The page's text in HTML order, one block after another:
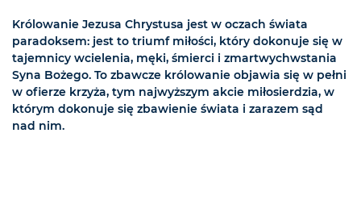
Królowanie Jezusa Chrystusa jest w oczach świata
paradoksem: jest to triumf miłości, który dokonuje się w
tajemnicy wcielenia, męki, śmierci i zmartwychwstania
Syna Bożego. To zbawcze królowanie objawia się w pełni
w ofierze krzyża, tym najwyższym akcie miłosierdzia, w
którym dokonuje się zbawienie świata i zarazem sąd
nad nim.